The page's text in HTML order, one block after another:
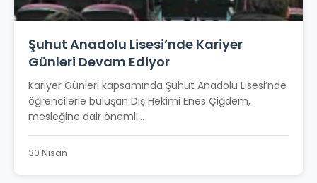
Şuhut Anadolu Lisesi’nde Kariyer
Günleri Devam Ediyor
Kariyer Günleri kapsamında Şuhut Anadolu Lisesi’nde
öğrencilerle buluşan Diş Hekimi Enes Çiğdem,
mesleğine dair önemli...
30 Nisan